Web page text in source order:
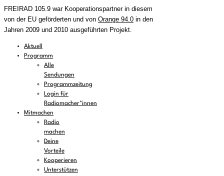
FREIRAD 105.9 war Kooperationspartner in diesem
von der EU geförderten und von Orange 94.0 in den
Jahren 2009 und 2010 ausgeführten Projekt.
Aktuell
Programm
Alle
Sendungen
Programmzeitung
Login für
Radiomacher*innen
Mitmachen
Radio
machen
Deine
Vorteile
Kooperieren
Unterstützen